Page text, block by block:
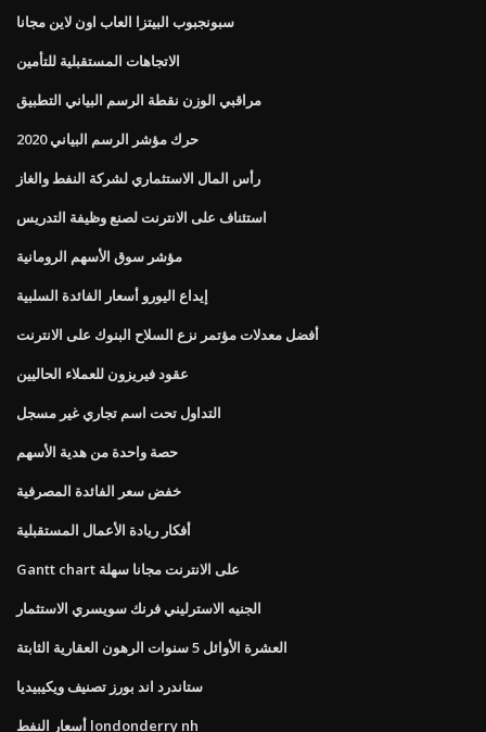
سبونجبوب البيتزا العاب اون لاين مجانا
الاتجاهات المستقبلية للتأمين
مراقبي الوزن نقطة الرسم البياني التطبيق
حرك مؤشر الرسم البياني 2020
رأس المال الاستثماري لشركة النفط والغاز
استئناف على الانترنت لصنع وظيفة التدريس
مؤشر سوق الأسهم الرومانية
إيداع اليورو أسعار الفائدة السلبية
أفضل معدلات مؤتمر نزع السلاح البنوك على الانترنت
عقود فيريزون للعملاء الحاليين
التداول تحت اسم تجاري غير مسجل
حصة واحدة من هدية الأسهم
خفض سعر الفائدة المصرفية
أفكار ريادة الأعمال المستقبلية
Gantt chart على الانترنت مجانا سهلة
الجنيه الاسترليني فرنك سويسري الاستثمار
العشرة الأوائل 5 سنوات الرهون العقارية الثابتة
ستاندرد اند بورز تصنيف ويكيبيديا
أسعار النفط londonderry nh